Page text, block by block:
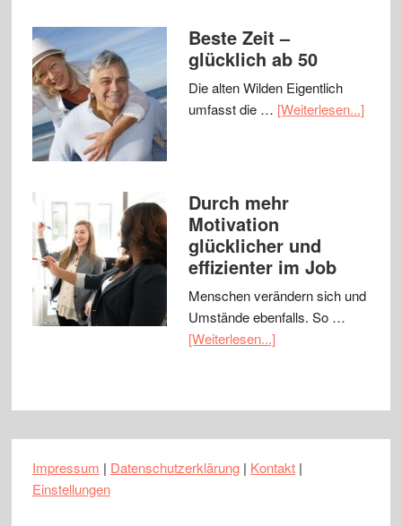
Beste Zeit –
glücklich ab 50
Die alten Wilden Eigentlich
umfasst die … [Weiterlesen...]
Durch mehr
Motivation
glücklicher und
effizienter im Job
Menschen verändern sich und
Umstände ebenfalls. So …
[Weiterlesen...]
Impressum | Datenschutzerklärung| Kontakt|
Einstellungen